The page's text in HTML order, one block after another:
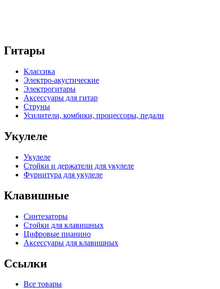
Гитары
Классика
Электро-акустические
Электрогитары
Аксессуары для гитар
Струны
Усилители, комбики, процессоры, педали
Укулеле
Укулеле
Стойки и держатели для укулеле
Фурнитура для укулеле
Клавишные
Синтезаторы
Стойки для клавишных
Цифровые пианино
Аксессуары для клавишных
Ссылки
Все товары